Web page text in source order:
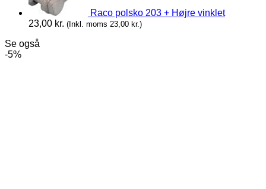
Raco polsko 203 + Højre vinklet
23,00 kr. (Inkl. moms 23,00 kr.)
Se også
-5%